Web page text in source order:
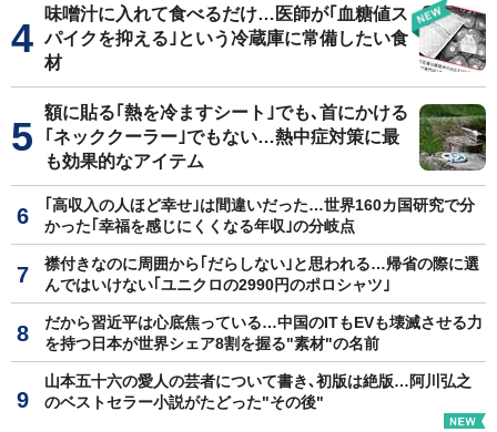
味噌汁に入れて食べるだけ…医師が｢血糖値ス
パイクを抑える｣という冷蔵庫に常備したい食
材
額に貼る｢熱を冷ますシート｣でも､首にかける
｢ネッククーラー｣でもない…熱中症対策に最
も効果的なアイテム
｢高収入の人ほど幸せ｣は間違いだった…世界160カ国研究で分
かった｢幸福を感じにくくなる年収｣の分岐点
襟付きなのに周囲から｢だらしない｣と思われる…帰省の際に選
んではいけない｢ユニクロの2990円のポロシャツ｣
だから習近平は心底焦っている…中国のITもEVも壊滅させる力
を持つ日本が世界シェア8割を握る"素材"の名前
山本五十六の愛人の芸者について書き､初版は絶版…阿川弘之
のベストセラー小説がたどった"その後"